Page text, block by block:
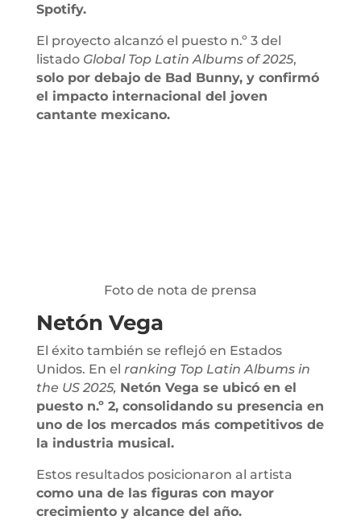
Spotify.
El proyecto alcanzó el puesto n.º 3 del
listado Global Top Latin Albums of 2025,
solo por debajo de Bad Bunny, y confirmó
el impacto internacional del joven
cantante mexicano.
Foto de nota de prensa
Netón Vega
El éxito también se reflejó en Estados
Unidos. En el ranking Top Latin Albums in
the US 2025, Netón Vega se ubicó en el
puesto n.º 2, consolidando su presencia en
uno de los mercados más competitivos de
la industria musical.
Estos resultados posicionaron al artista
como una de las figuras con mayor
crecimiento y alcance del año.